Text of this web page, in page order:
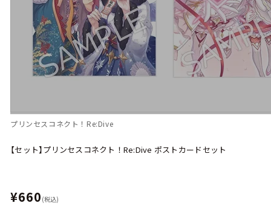
プリンセスコネクト！Re:Dive
【セット】プリンセスコネクト！Re:Dive ポストカードセット
¥660 (税込)